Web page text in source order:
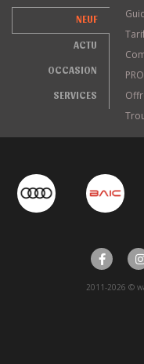
NEUF
ACTU
OCCASION
SERVICES
2011-2026 ©